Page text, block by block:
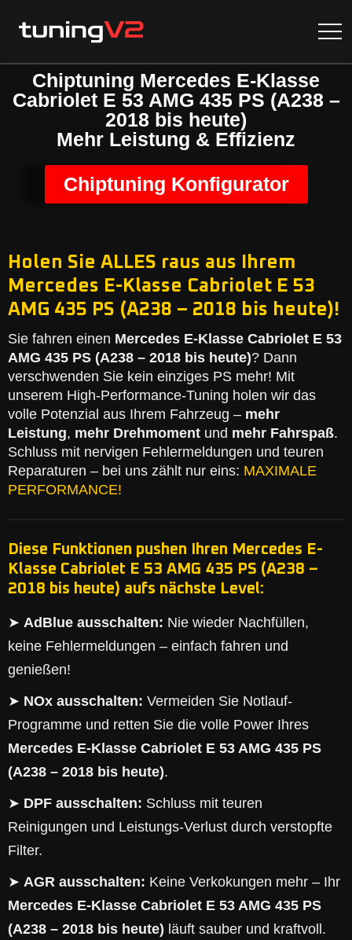
Chiptuning Mercedes E-Klasse
Cabriolet E 53 AMG 435 PS (A238 –
2018 bis heute)
Mehr Leistung & Effizienz
Chiptuning Konfigurator
Holen Sie ALLES raus aus Ihrem
Mercedes E-Klasse Cabriolet E 53
AMG 435 PS (A238 – 2018 bis heute)!
Sie fahren einen Mercedes E-Klasse Cabriolet E 53
AMG 435 PS (A238 – 2018 bis heute)? Dann
verschwenden Sie kein einziges PS mehr! Mit
unserem High-Performance-Tuning holen wir das
volle Potenzial aus Ihrem Fahrzeug – mehr
Leistung, mehr Drehmoment und mehr Fahrspaß.
Schluss mit nervigen Fehlermeldungen und teuren
Reparaturen – bei uns zählt nur eins: MAXIMALE
PERFORMANCE!
Diese Funktionen pushen Ihren Mercedes E-
Klasse Cabriolet E 53 AMG 435 PS (A238 –
2018 bis heute) aufs nächste Level:
➤ AdBlue ausschalten: Nie wieder Nachfüllen,
keine Fehlermeldungen – einfach fahren und
genießen!
➤ NOx ausschalten: Vermeiden Sie Notlauf-
Programme und retten Sie die volle Power Ihres
Mercedes E-Klasse Cabriolet E 53 AMG 435 PS
(A238 – 2018 bis heute).
➤ DPF ausschalten: Schluss mit teuren
Reinigungen und Leistungs-Verlust durch verstopfte
Filter.
➤ AGR ausschalten: Keine Verkokungen mehr – Ihr
Mercedes E-Klasse Cabriolet E 53 AMG 435 PS
(A238 – 2018 bis heute) läuft sauber und kraftvoll.